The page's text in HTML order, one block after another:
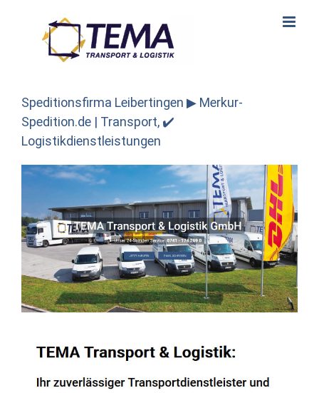
Speditionsfirma Leibertingen ▶︎ Merkur-
Spedition.de | Transport, ✔️
Logistikdienstleistungen